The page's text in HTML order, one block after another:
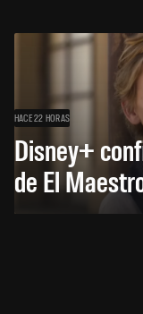
HACE 22 HORAS
Disney+
de El